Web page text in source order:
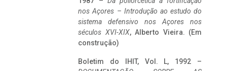
nos Açores – Introdução ao estudo do
sistema defensivo nos Açores nos
séculos XVI-XIX, Alberto Vieira. (Em
construção)
Boletim do IHIT, Vol. L, 1992 –